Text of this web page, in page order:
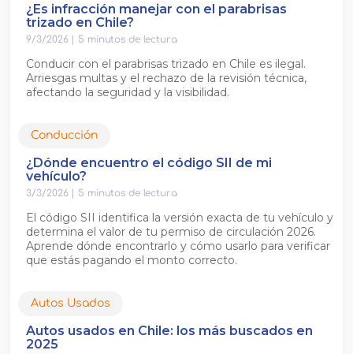
¿Es infracción manejar con el parabrisas
trizado en Chile?
9/3/2026| 5 minutos de lectura
Conducir con el parabrisas trizado en Chile es ilegal.
Arriesgas multas y el rechazo de la revisión técnica,
afectando la seguridad y la visibilidad.
Conducción
¿Dónde encuentro el código SII de mi
vehículo?
3/3/2026| 5 minutos de lectura
El código SII identifica la versión exacta de tu vehículo y
determina el valor de tu permiso de circulación 2026.
Aprende dónde encontrarlo y cómo usarlo para verificar
que estás pagando el monto correcto.
Autos Usados
Autos usados en Chile: los más buscados en
2025